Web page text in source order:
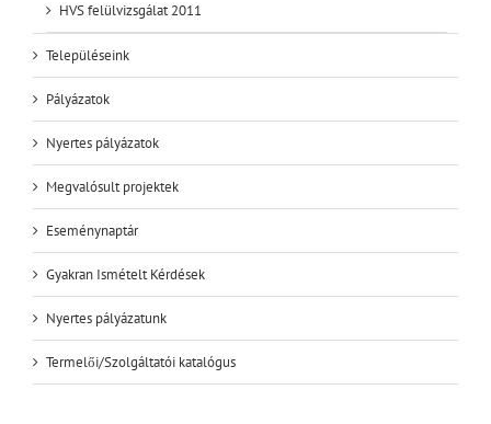
HVS felülvizsgálat 2011
Településeink
Pályázatok
Nyertes pályázatok
Megvalósult projektek
Eseménynaptár
Gyakran Ismételt Kérdések
Nyertes pályázatunk
Termelői/Szolgáltatói katalógus